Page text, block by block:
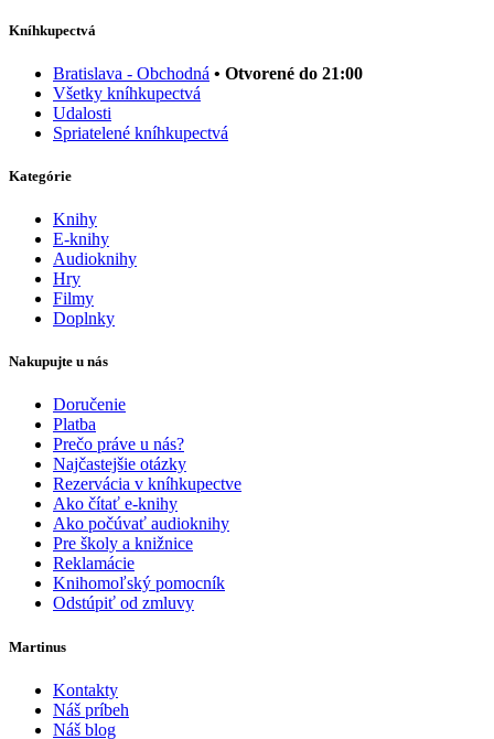
Kníhkupectvá
Bratislava - Obchodná • Otvorené do 21:00
Všetky kníhkupectvá
Udalosti
Spriatelené kníhkupectvá
Kategórie
Knihy
E-knihy
Audioknihy
Hry
Filmy
Doplnky
Nakupujte u nás
Doručenie
Platba
Prečo práve u nás?
Najčastejšie otázky
Rezervácia v kníhkupectve
Ako čítať e-knihy
Ako počúvať audioknihy
Pre školy a knižnice
Reklamácie
Knihomoľský pomocník
Odstúpiť od zmluvy
Martinus
Kontakty
Náš príbeh
Náš blog